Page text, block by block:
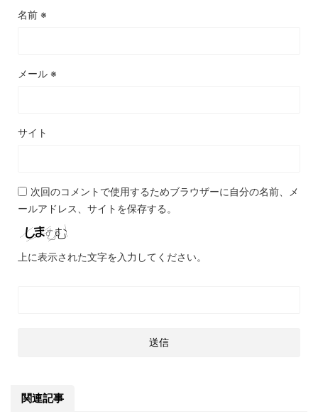
名前 ※
メール ※
サイト
次回のコメントで使用するためブラウザーに自分の名前、メ
ールアドレス、サイトを保存する。
上に表示された文字を入力してください。
関連記事